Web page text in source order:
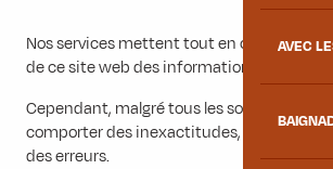
AVEC
Nos services mettent tout en œuvre pour
de ce site web des informations fiables et
Cependant, malgré tous les soins
comporter des inexactitudes, des défauts
des erreurs.